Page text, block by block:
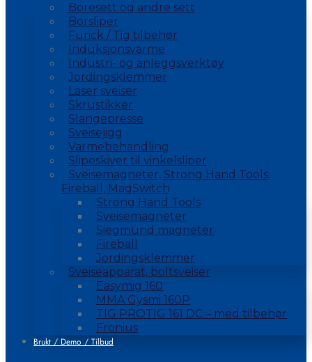
Boresett og andre sett
Borsliper
Furick / Tig tilbehør
Induksjonsvarme
Industri- og anleggsverktøy
Jordingsklemmer
Laser sveiser
Skrustikker
Slangepresse
Sveisejigg
Varmebehandling
Slipeskiver til vinkelsliper
Sveisemagneter, Strong Hand Tools,
Fireball, MagSwitch
Strong Hand Tools
Sveisemagneter
Siegmund magneter
Fireball
Jordingsklemmer
Sveiseapparat, boltsveiser
Easymig 160
MMA Gysmi 160P
TIG PROTIG 161 DC – med tilbehør
Fronius
Brukt / Demo / Tilbud